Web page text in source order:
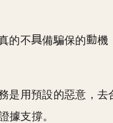
的不 備騙保的 機
是用預設的惡意，
據支撐。